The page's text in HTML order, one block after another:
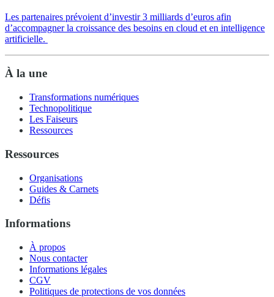
Les partenaires prévoient d’investir 3 milliards d’euros afin
d’accompagner la croissance des besoins en cloud et en intelligence
artificielle.
À la une
Transformations numériques
Technopolitique
Les Faiseurs
Ressources
Ressources
Organisations
Guides & Carnets
Défis
Informations
À propos
Nous contacter
Informations légales
CGV
Politiques de protections de vos données